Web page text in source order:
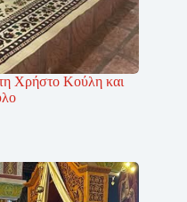
Χρήστο Κούλη και